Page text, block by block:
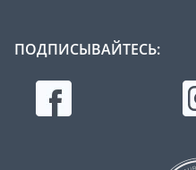
ПОДПИСЫВАЙТЕСЬ: